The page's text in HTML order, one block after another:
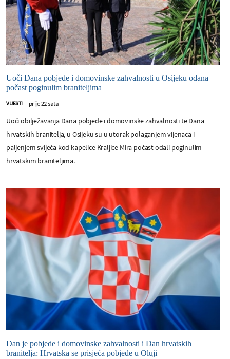
Uoči Dana pobjede i domovinske zahvalnosti u Osijeku odana
počast poginulim braniteljima
VIJESTI - prije 22 sata
Uoči obilježavanja Dana pobjede i domovinske zahvalnosti te Dana
hrvatskih branitelja, u Osijeku su u utorak polaganjem vijenaca i
paljenjem svijeća kod kapelice Kraljice Mira počast odali poginulim
hrvatskim braniteljima.
Dan je pobjede i domovinske zahvalnosti i Dan hrvatskih
branitelja: Hrvatska se prisjeća pobjede u Oluji